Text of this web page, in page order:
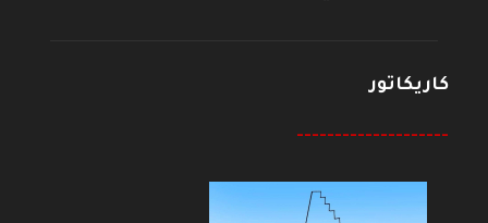
كاريكاتور
--------------------